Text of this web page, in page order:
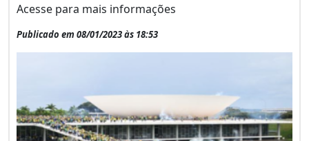
Acesse para mais informações
Publicado em 08/01/2023 às 18:53